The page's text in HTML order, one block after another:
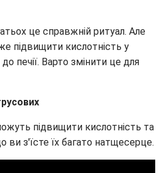
це справжній ритуал. Але
підвищити кислотність у
печії. Варто змінити це для
підвищити кислотність та
ви з'їсте їх багато натщесерце.